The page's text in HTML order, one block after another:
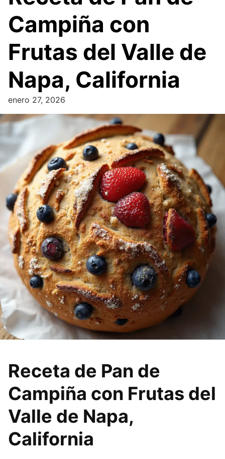
Campiña con
Frutas del Valle de
Napa, California
enero 27, 2026
Receta de Pan de
Campiña con Frutas del
Valle de Napa,
California